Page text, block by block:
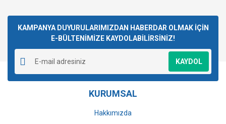
Yorum Yaz
kullanarak tarafımıza iletebilirsiniz.
Görüş ve önerileriniz için teşekkür ederiz.
Ürün resmi kalitesiz, bozuk veya görüntülenemiyor.
Ürün açıklamasında eksik bilgiler bulunuyor.
Ürün bilgilerinde hatalar bulunuyor.
Ürün fiyatı diğer sitelerden daha pahalı.
KAMPANYA DUYURULARIMIZDAN HABERDAR OLMAK İÇİN
E-BÜLTENİMİZE KAYDOLABİLİRSİNİZ!
KAYDOL
KURUMSAL
Hakkımızda